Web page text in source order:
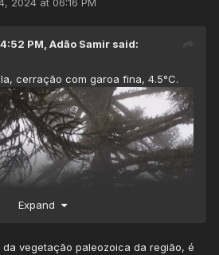
2024 at 06:16 PM
PM, Adão Samir said:
cerração com garoa fina, 4.5°C.
Expand
vegetação paleozoica da região, é